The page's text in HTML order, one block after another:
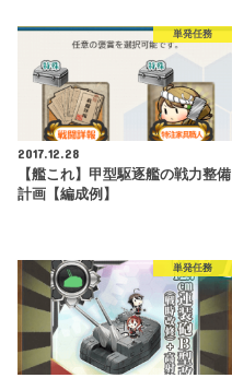
単発任務
2017.12.28
【艦これ】甲型駆逐艦の戦力整備
計画【編成例】
単発任務